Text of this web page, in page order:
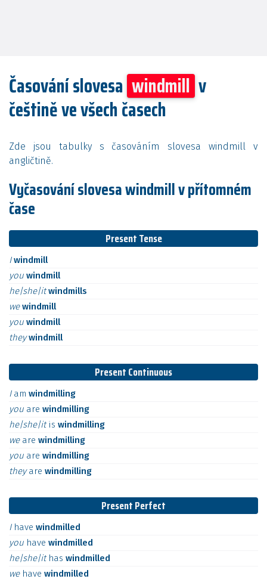
Časování slovesa windmill v
češtině ve všech časech
Zde jsou tabulky s časováním slovesa windmill v
angličtině.
Vyčasování slovesa windmill v přítomném
čase
Present Tense
Iwindmill
you windmill
he|she|itwindmills
wewindmill
you windmill
theywindmill
Present Continuous
I am windmilling
you are windmilling
he|she|itis windmilling
we are windmilling
you are windmilling
theyare windmilling
Present Perfect
I have windmilled
you have windmilled
he|she|it has windmilled
we have windmilled